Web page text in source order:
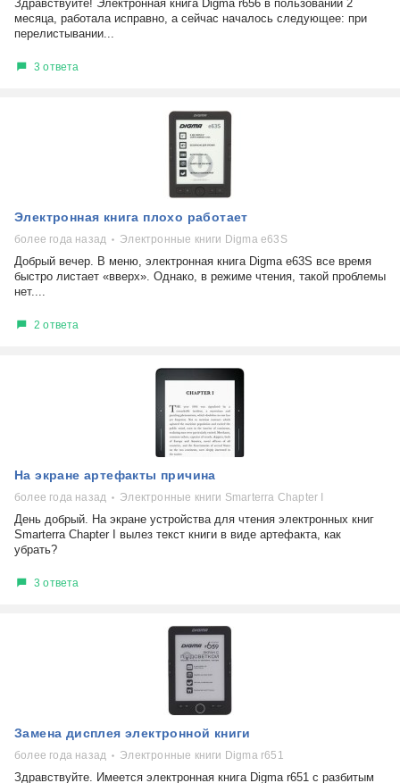
Здравствуйте! Электронная книга Digma r656 в пользовании 2
месяца, работала исправно, а сейчас началось следующее: при
перелистывании...
3 ответа
Электронная книга плохо работает
более года назад Электронные книги Digma е63S
Добрый вечер. В меню, электронная книга Digma е63S все время
быстро листает «вверх». Однако, в режиме чтения, такой проблемы
нет....
2 ответа
На экране артефакты причина
более года назад Электронные книги Smarterra Chapter I
День добрый. На экране устройства для чтения электронных книг
Smarterra Chapter I вылез текст книги в виде артефакта, как
убрать?
3 ответа
Замена дисплея электронной книги
более года назад Электронные книги Digma r651
Здравствуйте. Имеется электронная книга Digma r651 с разбитым